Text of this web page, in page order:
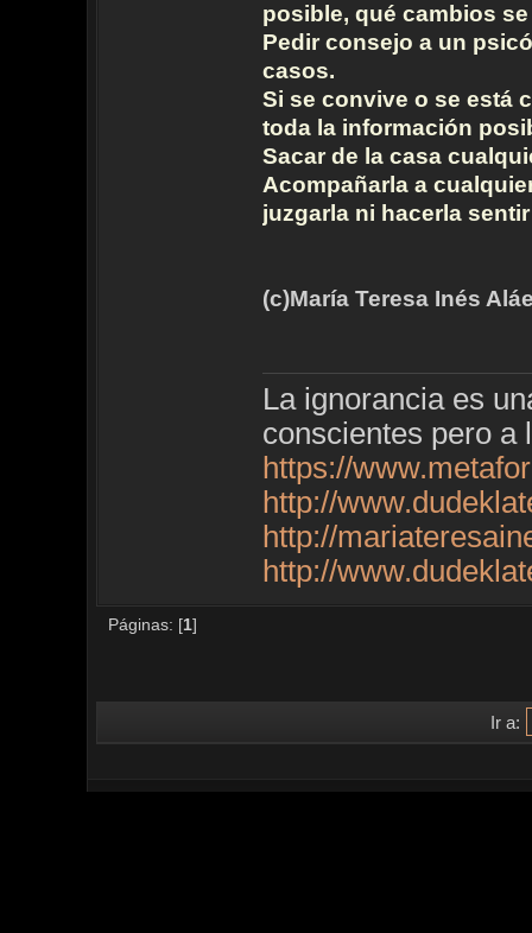
posible, qué cambios
Pedir consejo a un
casos.
Si se convive o se está
toda la información
Sacar de la casa
Acompañarla a
juzgarla ni hacerla
(c)María Teresa Inés
La ignorancia es
conscientes pero a
https://
http://
http://
http://
Páginas: [1]
Ir a: